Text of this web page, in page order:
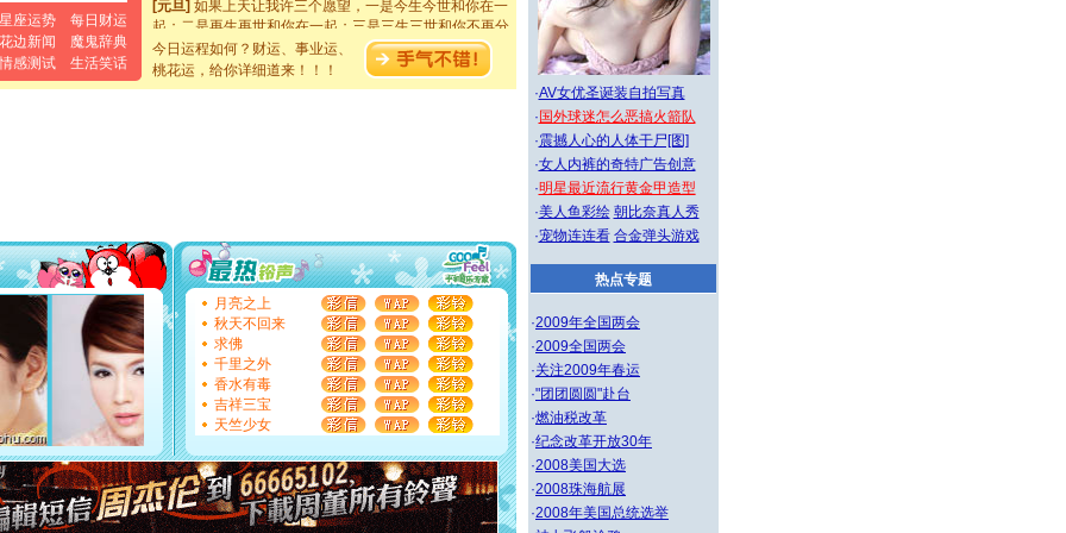
座运势
每日财运
边新闻
魔鬼辞典
感测试
生活笑话
起；二是再生再世和你在一起；三是三生三世和你不再分
[元旦]当我狠下心扭头离去那一刻，你在我身后无助地哭
泣，这痛楚让我明白我多么爱你。我转身抱住你：这猪不
你太多，只有给你五千万：千万快乐！千万要健康！千万
要平安！千万要知足！千万不要忘记我！
[圣诞节]不只这样的日子才会想起你,而是这样的日子才
能正大光明地骚扰你,告诉你,圣诞要快乐!新年要快乐!天天
都要快乐噢!
[圣诞节]奉上一颗祝福的心,在这个特别的日子里,愿幸福,
如意,快乐,鲜花,一切美好的祝愿与你同在.圣诞快乐!
[元旦]
看到你我会触电；看不到你我要充电；没有你我会
断电。爱你是我职业，想你是我事业，抱你是我特长，吻
你是我专业！水晶之恋祝你新年快乐
[元旦]如果上天让我许三个愿望，一是今生今世和你在一
起；二是再生再世和你在一起；三是三生三世和你不再分
离。水晶之恋祝你新年快乐
[元旦]当我狠下心扭头离去那一刻，你在我身后无助地哭
今日运程如何？财运、事业运、
桃花运，给你详细道来！！！
月亮之上
秋天不回来
求佛
千里之外
香水有毒
吉祥三宝
天竺少女
·AV女优圣诞装自拍写真
· 国外球迷怎么恶搞火箭队
·震撼人心的人体干尸[图]
·女人内裤的奇特广告创意
·明星最近流行黄金甲造型
·美人鱼彩绘 朝比奈真人秀
·宠物连连看 合金弹头游戏
热点专题
·2009年全国两会
·2009全国两会
·关注2009年春运
·"团团圆圆"赴台
·燃油税改革
·纪念改革开放30年
·2008美国大选
·2008珠海航展
·2008年美国总统选举